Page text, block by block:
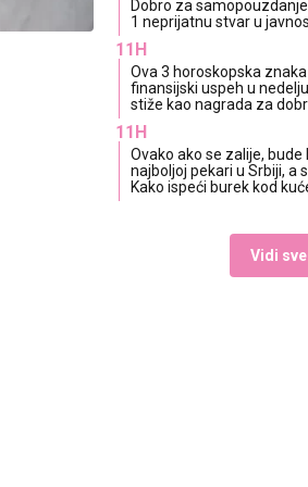
Dobro za
1 neprijatnu stvar u
11H
Ova 3 horoskopska
finansijski uspeh u
stiže kao nagrada za
11H
Ovako ako se zalije, bude
najboljoj pekari u Srbiji, a
Kako ispeći burek kod
Vidi sve